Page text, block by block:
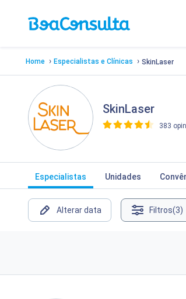
Home › Especialistas e Clínicas › SkinLaser
SkinLaser
383
Especialistas Unidades
Alterar data Filtros(3)